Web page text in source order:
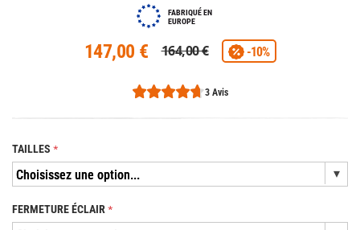
FABRIQUÉ EN
EUROPE
147,00 € 164,00 € -10%
3 Avis
TAILLES
FERMETURE ÉCLAIR